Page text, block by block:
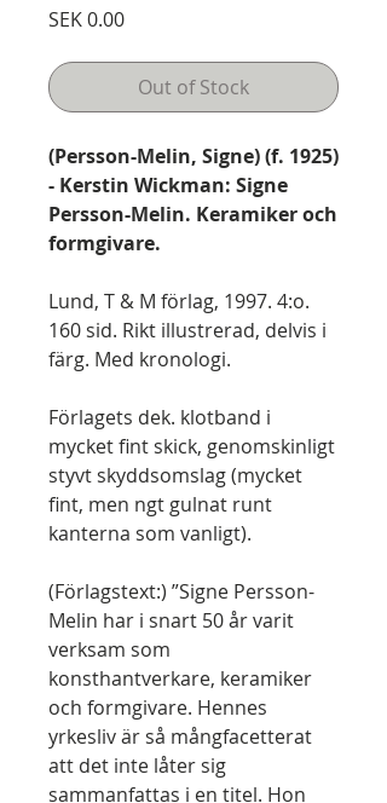
SEK 0.00Price
Out of Stock
(Persson-Melin, Signe) (f. 1925)
- Kerstin Wickman: Signe
Persson-Melin. Keramiker och
formgivare.
Lund, T & M förlag, 1997. 4:o.
160 sid. Rikt illustrerad, delvis i
färg. Med kronologi.
Förlagets dek. klotband i
mycket fint skick, genomskinligt
styvt skyddsomslag (mycket
fint, men ngt gulnat runt
kanterna som vanligt).
(Förlagstext:) ”Signe Persson-
Melin har i snart 50 år varit
verksam som
konsthantverkare, keramiker
och formgivare. Hennes
yrkesliv är så mångfacetterat
att det inte låter sig
sammanfattas i en titel. Hon